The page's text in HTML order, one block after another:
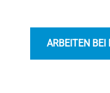
ARBEITEN BEI